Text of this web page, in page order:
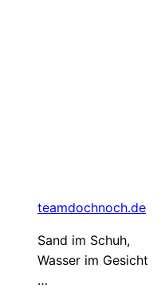
teamdochnoch.de
Sand im Schuh,
Wasser im Gesicht
…